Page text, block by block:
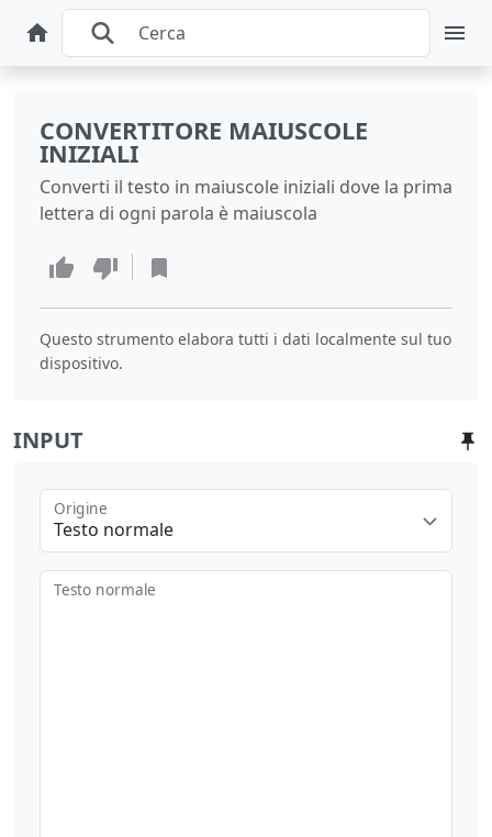
CONVERTITORE MAIUSCOLE
INIZIALI
Converti il testo in maiuscole iniziali dove la prima
lettera di ogni parola è maiuscola
Questo strumento elabora tutti i dati localmente sul tuo
dispositivo.
INPUT
Testo normale
Origine
Testo normale